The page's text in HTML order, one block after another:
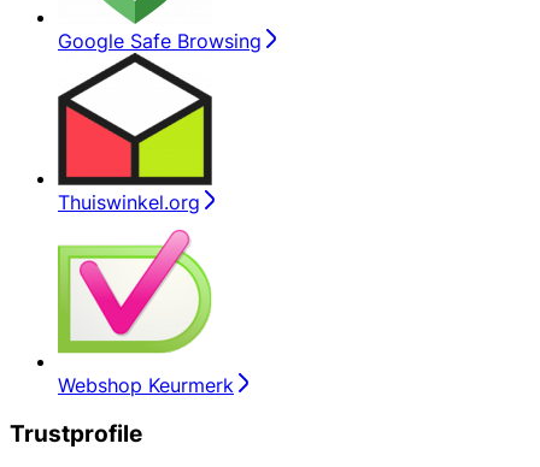
Google Safe Browsing
Thuiswinkel.org
Webshop Keurmerk
Trustprofile